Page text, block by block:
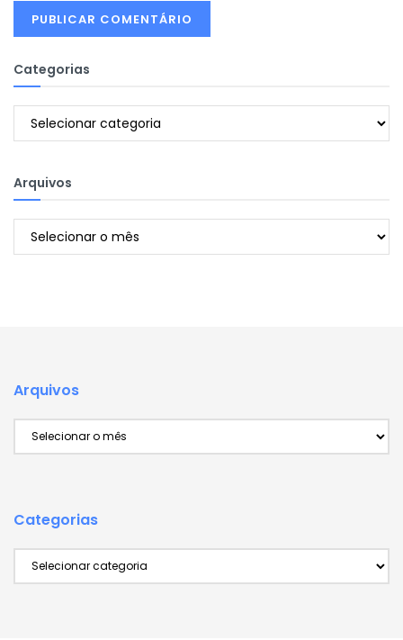
Categorias
Categorias
Arquivos
Arquivos
Arquivos
Arquivos
Categorias
Categorias